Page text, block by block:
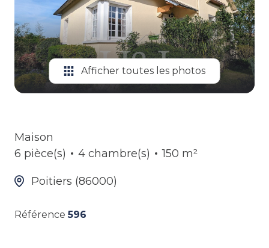
GESTION
LOCATIVE
Afficher toutes les photos
Maison
6 pièce(s)
4 chambre(s) 150 m²
Poitiers (86000)
Référence596